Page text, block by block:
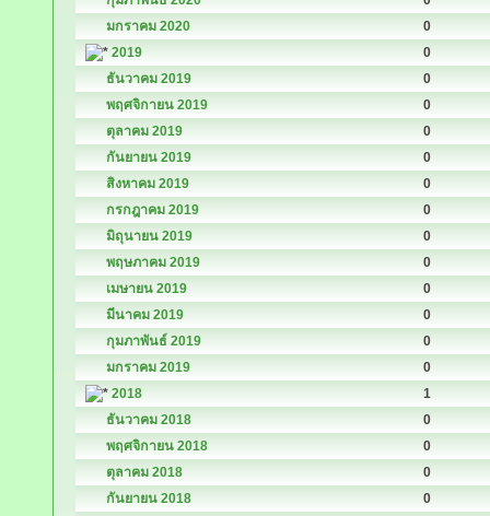
มกราคม 2020
0
2019
0
ธันวาคม 2019
0
พฤศจิกายน 2019
0
ตุลาคม 2019
0
กันยายน 2019
0
สิงหาคม 2019
0
กรกฎาคม 2019
0
มิถุนายน 2019
0
พฤษภาคม 2019
0
เมษายน 2019
0
มีนาคม 2019
0
กุมภาพันธ์ 2019
0
มกราคม 2019
0
2018
1
ธันวาคม 2018
0
พฤศจิกายน 2018
0
ตุลาคม 2018
0
กันยายน 2018
0